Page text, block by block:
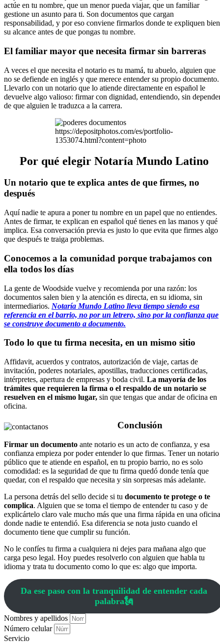
actúe en tu nombre, que un menor pueda viajar, que un familiar
gestione un asunto para ti. Son documentos que cargan
responsabilidad, y por eso conviene firmarlos donde te expliquen bien
su alcance antes de que pongas tu nombre.
El familiar mayor que necesita firmar sin barreras
A veces el que necesita el notario es tu mamá, tu abuelo, alguien que
no se defiende en inglés y que merece entender su propio documento.
Llevarlo con un notario que lo atiende directamente en español le
devuelve algo valioso: firmar con dignidad, entendiendo, sin
de que alguien le traduzca a la carrera.
https://depositphotos.com/es/portfolio-
1353074.html?content=photo
Por qué elegir Notaría Mundo Latino
Un notario que te explica antes de que firmes, no
después
Aquí nadie te apura a poner tu nombre en un papel que no entiendes.
Antes de firmar, te explican en español qué tienes en las manos y qué
implica. Esa conversación previa es justo lo que evita que firmes algo
que después te traiga problemas.
Conocemos a la comunidad porque trabajamos con
ella todos los días
La gente de Woodside vuelve y recomienda por una razón: los
documentos salen bien y la atención es directa, en su idioma, sin
intermediarios. Notaría Mundo Latino lleva tiempo siendo esa
referencia en el barrio, no por un letrero, sino por la confianza que
se construye documento a documento.
Todo lo que tu firma necesita, en un mismo sitio
Affidavit, acuerdos y contratos, autorización de viaje, cartas de
invitación, poderes notariales, apostillas, traducciones certificadas,
intérpretes, apertura de empresas y boda civil. La mayoría de los
trámites que requieren la firma o el respaldo de un notario se
resuelven en el mismo lugar, sin que tengas que andar de oficina en
oficina.
Conclusión
Firmar un documento ante notario es un acto de confianza, y esa
confianza empieza por poder entender lo que firmas. Tener un notario
público que te atiende en español, en tu propio barrio, no es solo
comodidad: es la seguridad de que tu firma quedó donde tenía que
quedar, con el respaldo que necesita y sin sorpresas más adelante.
La persona detrás del sello decide si tu documento te protege o te
complica. Alguien que se toma el tiempo de entender tu caso y de
explicártelo claro vale mucho más que una firma rápida en una oficina
donde nadie te entendió. Esa diferencia se nota justo cuando el
documento tiene que cumplir su función.
No le confíes tu firma a cualquiera ni dejes para mañana algo que
carga peso legal. Hoy puedes resolverlo con alguien que habla tu
idioma y trata tu documento como lo que es: algo que importa.
Da ese paso con la tranquilidad de entender cada
palabra🗽
Nombres y apellidos
Número celular
Servicio